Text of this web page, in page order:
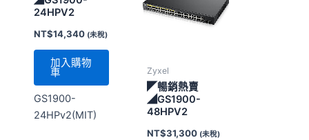
24HPV2
NT$14,340 (未稅)
加入購物
車
GS1900-
24HPv2(MIT)
Zyxel
◤暢銷熱賣
◢GS1900-
48HPV2
NT$31,300 (未稅)